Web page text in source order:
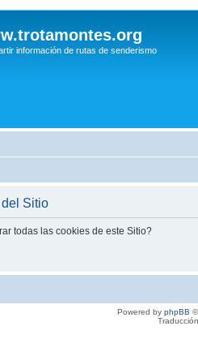
información de rutas de senderismo
Sitio
todas las cookies de este Sitio?
Powered by phpBB